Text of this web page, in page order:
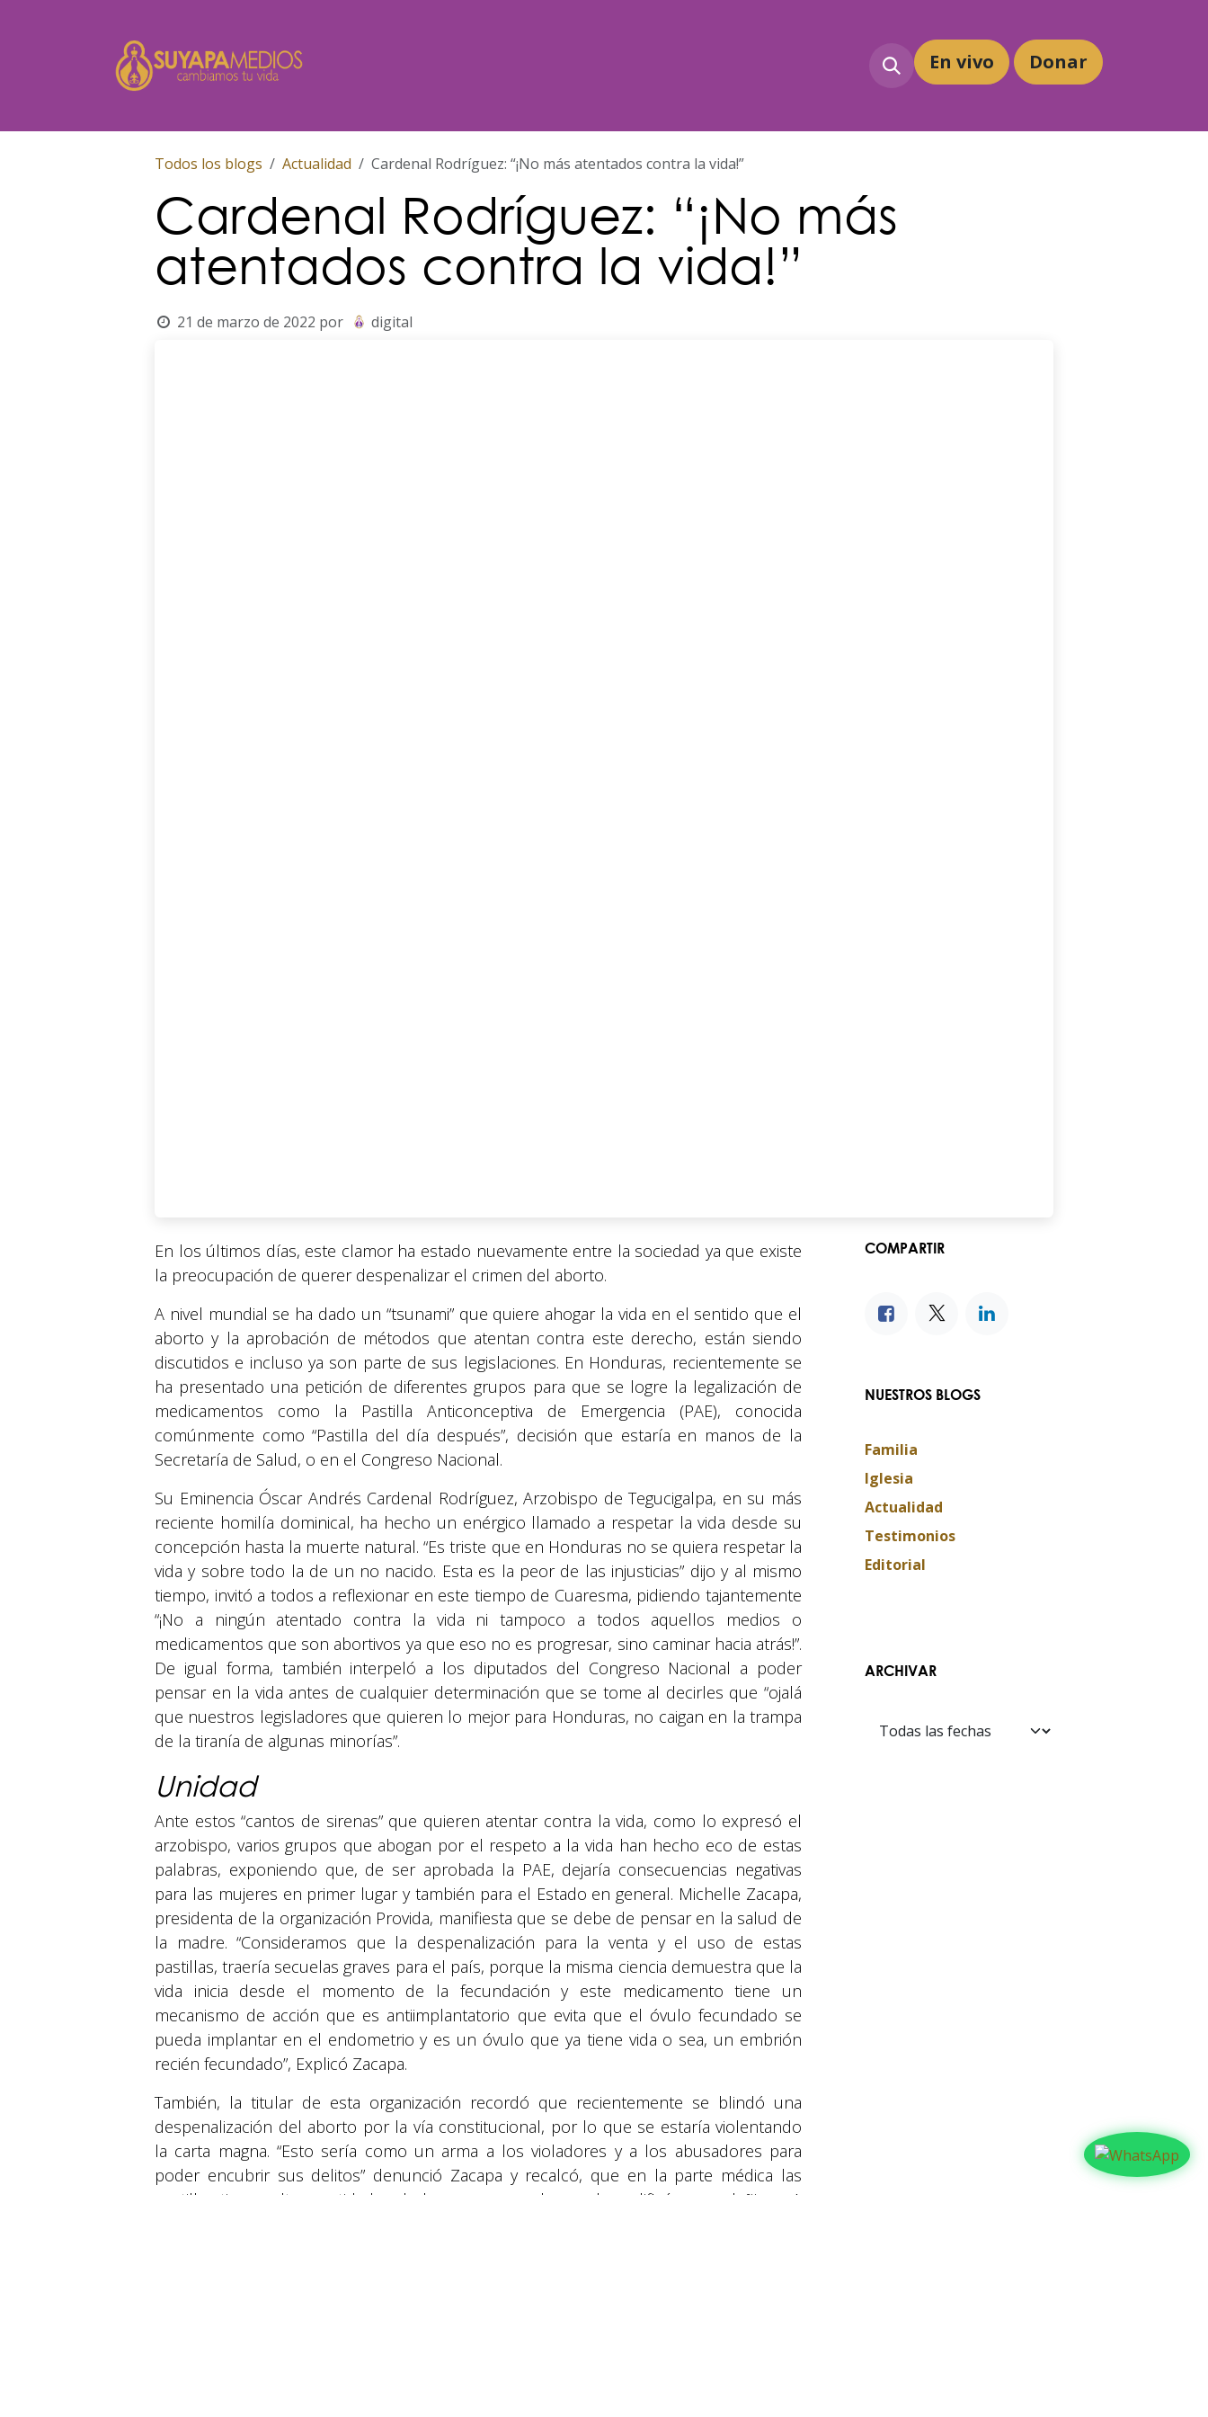
En vivo Donar
Todos los blogs Actualidad Cardenal Rodríguez: “¡No más atentados contra la vida!”
Cardenal Rodríguez: “¡No más
atentados contra la vida!”
21 de marzo de 2022 por digital
En los últimos días, este clamor ha estado nuevamente entre la sociedad ya que existe
la preocupación de querer despenalizar el crimen del aborto.
A nivel mundial se ha dado un “tsunami” que quiere ahogar la vida en el sentido que el
aborto y la aprobación de métodos que atentan contra este derecho, están siendo
discutidos e incluso ya son parte de sus legislaciones. En Honduras, recientemente se
ha presentado una petición de diferentes grupos para que se logre la legalización de
medicamentos como la Pastilla Anticonceptiva de Emergencia (PAE), conocida
comúnmente como “Pastilla del día después”, decisión que estaría en manos de la
Secretaría de Salud, o en el Congreso Nacional.
Su Eminencia Óscar Andrés Cardenal Rodríguez, Arzobispo de Tegucigalpa, en su más
reciente homilía dominical, ha hecho un enérgico llamado a respetar la vida desde su
concepción hasta la muerte natural. “Es triste que en Honduras no se quiera respetar la
vida y sobre todo la de un no nacido. Esta es la peor de las injusticias” dijo y al mismo
tiempo, invitó a todos a reflexionar en este tiempo de Cuaresma, pidiendo tajantemente
“¡No a ningún atentado contra la vida ni tampoco a todos aquellos medios o
medicamentos que son abortivos ya que eso no es progresar, sino caminar hacia atrás!”.
De igual forma, también interpeló a los diputados del Congreso Nacional a poder
pensar en la vida antes de cualquier determinación que se tome al decirles que “ojalá
que nuestros legisladores que quieren lo mejor para Honduras, no caigan en la trampa
de la tiranía de algunas minorías”.
Unidad
Ante estos “cantos de sirenas” que quieren atentar contra la vida, como lo expresó el
arzobispo, varios grupos que abogan por el respeto a la vida han hecho eco de estas
palabras, exponiendo que, de ser aprobada la PAE, dejaría consecuencias negativas
para las mujeres en primer lugar y también para el Estado en general. Michelle Zacapa,
presidenta de la organización Provida, manifiesta que se debe de pensar en la salud de
la madre. “Consideramos que la despenalización para la venta y el uso de estas
pastillas, traería secuelas graves para el país, porque la misma ciencia demuestra que la
vida inicia desde el momento de la fecundación y este medicamento tiene un
mecanismo de acción que es antiimplantatorio que evita que el óvulo fecundado se
pueda implantar en el endometrio y es un óvulo que ya tiene vida o sea, un embrión
recién fecundado”, Explicó Zacapa.
También, la titular de esta organización recordó que recientemente se blindó una
despenalización del aborto por la vía constitucional, por lo que se estaría violentando
la carta magna. “Esto sería como un arma a los violadores y a los abusadores para
poder encubrir sus delitos” denunció Zacapa y recalcó, que en la parte médica las
pastillas tienen altas cantidades de hormonas, por lo que las calificó como dañinas. A
COMPARTIR
NUESTROS BLOGS
Familia
Iglesia
Actualidad
Testimonios
Editorial
ARCHIVAR
Suyapa Medios, es una multiplataforma de
comunicación católica en Honduras,
promovida por la Fundación para la Educación
y la Comunicación Social.
Política y privacidad
© 2026 Suyapa Medios. Todos los derechos reservados.